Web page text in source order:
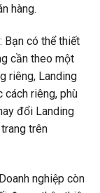
hàng.
Bạn có thể thiết
cần theo một
riêng, Landing
riêng, phù
đổi Landing
trên
nghiệp còn